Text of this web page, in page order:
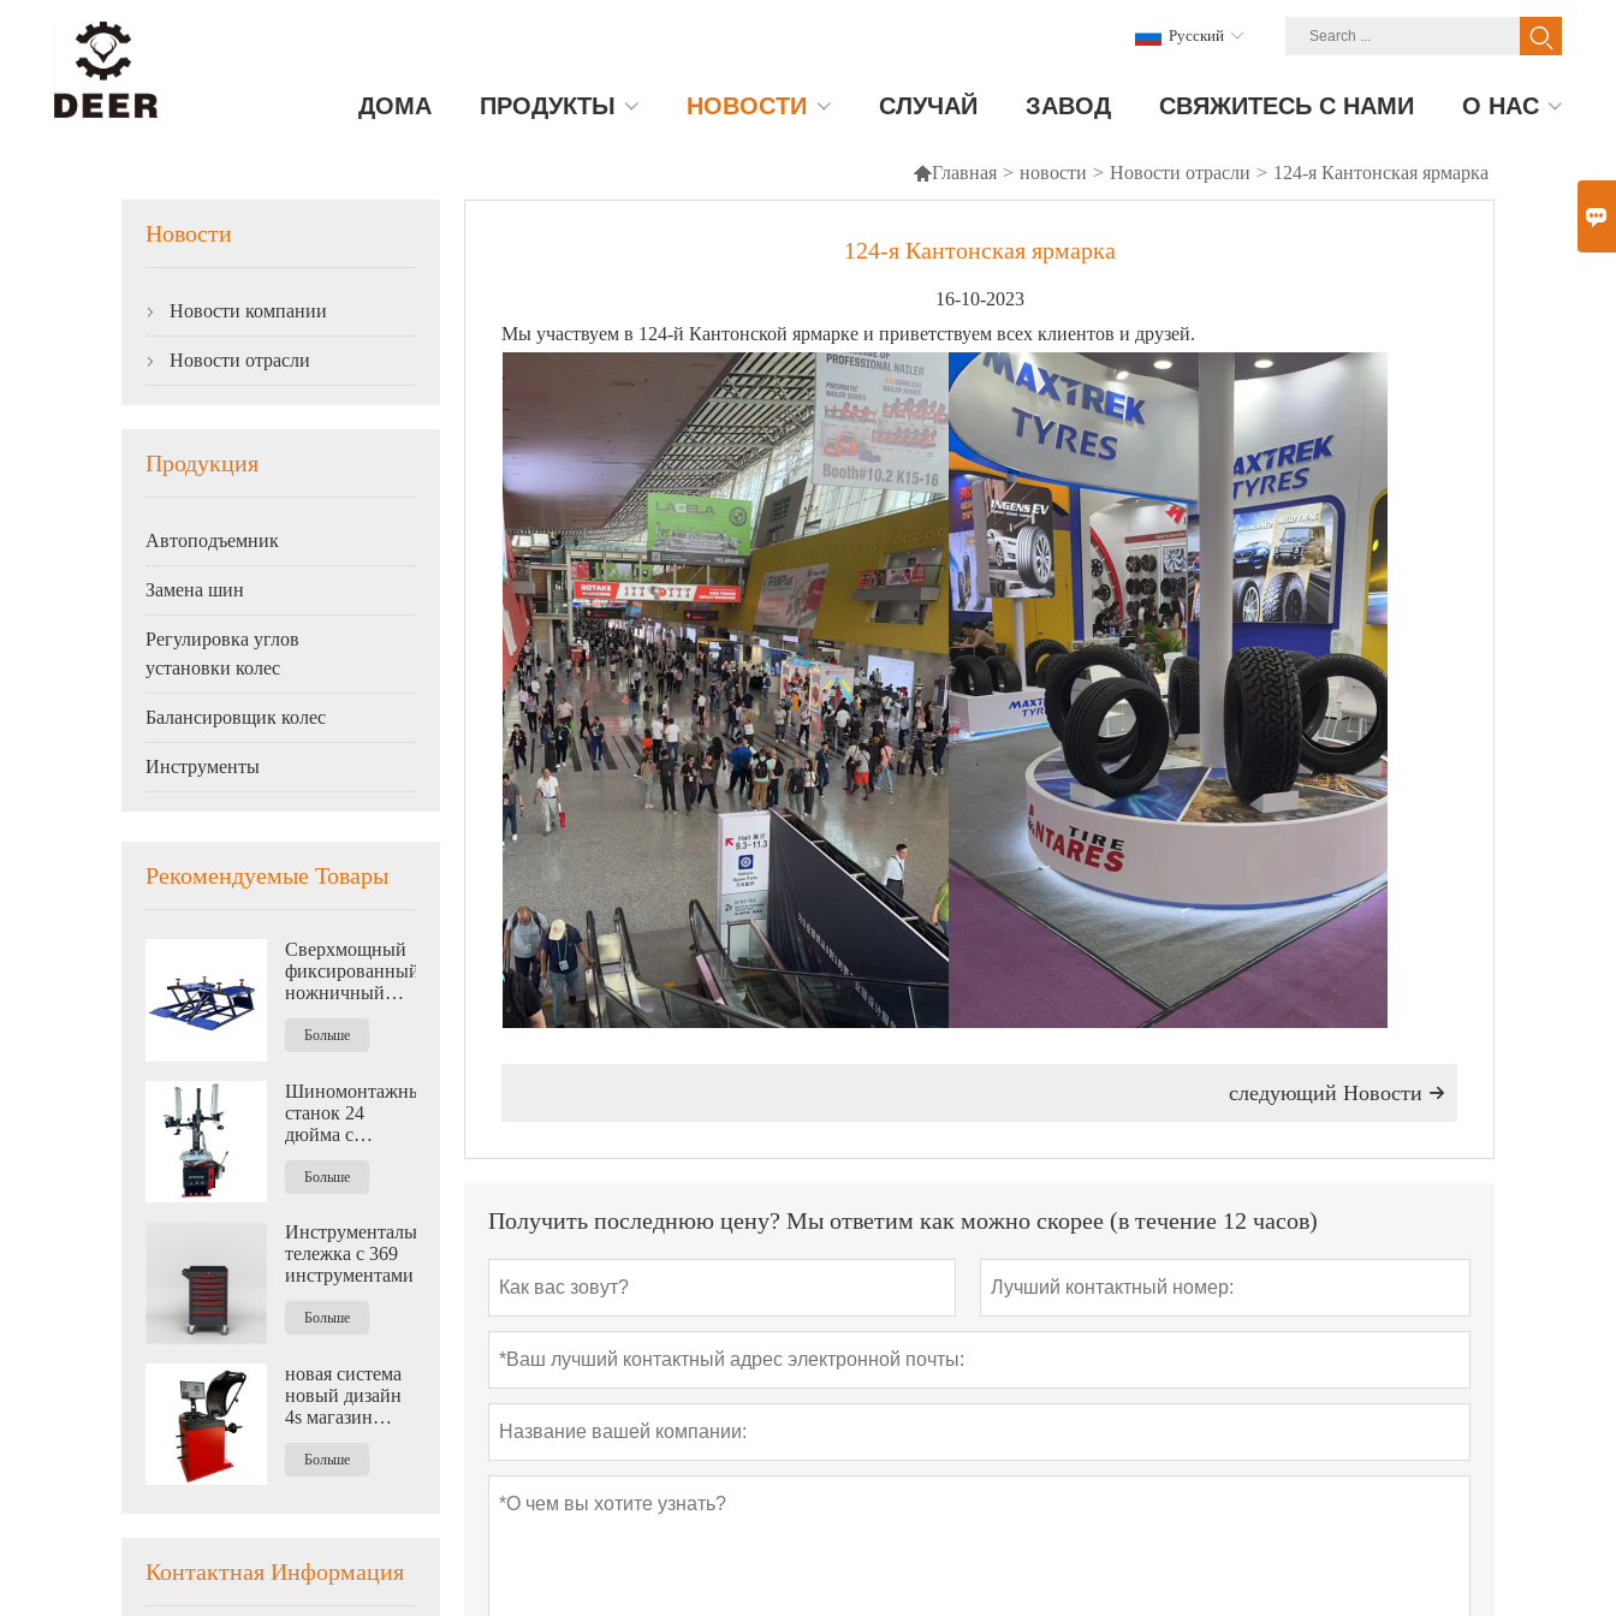
ДОМА ПРОДУКТЫ НОВОСТИ СЛУЧАЙ ЗАВОД СВЯЖИТЕСЬ С НАМИ О НАС
Pусский
Главная > новости > Новости отрасли > 124-я Кантонская ярмарка
Новости
 Новости компании
 Новости отрасли
Продукция
Автоподъемник
Замена шин
Регулировка углов
установки колес
Балансировщик колес
Инструменты
Рекомендуемые Товары
Сверхмощный
фиксированный
ножничный
средней
Больше
Шиномонтажный
станок 24
дюйма с
вспомогательным
Больше
Инструментальная
тележка с 369
инструментами
Больше
новая система
новый дизайн
4s магазин
балансировочная
Больше
Контактная Информация
124-я Кантонская ярмарка
16-10-2023
Мы участвуем в 124-й Кантонской ярмарке и приветствуем всех клиентов и друзей.

следующий Hовости
Получить последнюю цену? Мы ответим как можно скорее (в течение 12 часов)
